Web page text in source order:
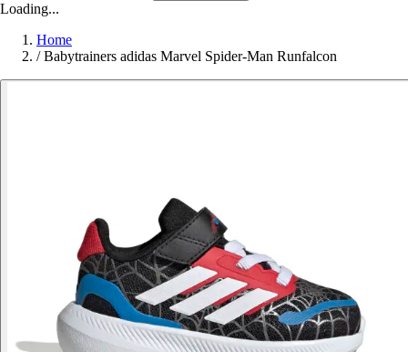
Loading...
Home
/ Babytrainers adidas Marvel Spider-Man Runfalcon